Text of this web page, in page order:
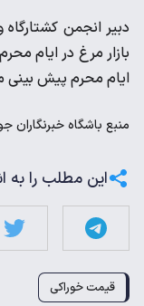
دبیر انجمن
بازار مرغ در ایام
ایام محرم پیش بینی
منبع باشگاه خبرنگاران
این مطلب را به
قیمت خوراکی